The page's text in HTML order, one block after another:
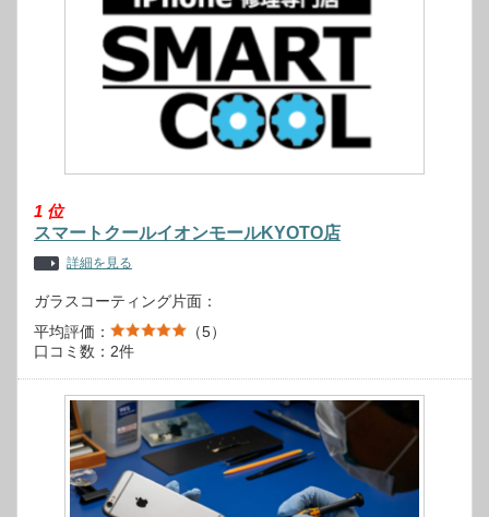
1 位
スマートクールイオンモールKYOTO店
詳細を見る
ガラスコーティング片面：
平均評価：
（5）
口コミ数：2件